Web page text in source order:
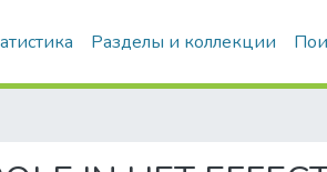
Разделы и коллекции